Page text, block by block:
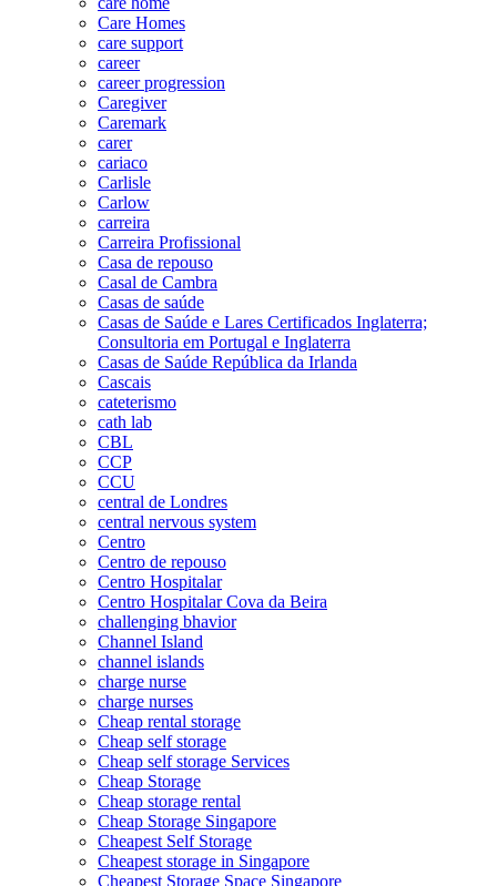
Care Homes
care support
career
career progression
Caregiver
Caremark
carer
cariaco
Carlisle
Carlow
carreira
Carreira Profissional
Casa de repouso
Casal de Cambra
Casas de saúde
Casas de Saúde e Lares Certificados Inglaterra;
Consultoria em Portugal e Inglaterra
Casas de Saúde República da Irlanda
Cascais
cateterismo
cath lab
CBL
CCP
CCU
central de Londres
central nervous system
Centro
Centro de repouso
Centro Hospitalar
Centro Hospitalar Cova da Beira
challenging bhavior
Channel Island
channel islands
charge nurse
charge nurses
Cheap rental storage
Cheap self storage
Cheap self storage Services
Cheap Storage
Cheap storage rental
Cheap Storage Singapore
Cheapest Self Storage
Cheapest storage in Singapore
Cheapest Storage Space Singapore